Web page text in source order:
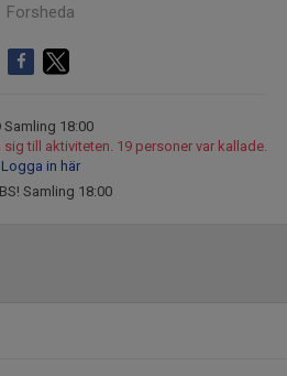
Forsheda
Samling 18:00
till aktiviteten. 19 personer var kallade.
Logga in här
Samling 18:00